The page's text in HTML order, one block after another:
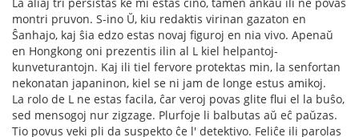
montri pruvon. S-ino Ŭ, kiu redaktis virinan gazaton en
Ŝanhajo, kaj ŝia edzo estas novaj figuroj en nia vivo. Apenaŭ
en Hongkong oni prezentis ilin al L kiel helpantoj-
kunveturantojn. Kaj ili tiel fervore protektas min, la senfortan
nekonatan japaninon, kiel se ni jam de longe estus amikoj.
La rolo de L ne estas facila, ĉar veroj povas glite flui el la buŝo,
sed mensogoj nur zigzage. Plurfoje li balbutas aŭ eĉ paŭzas.
Tio povus veki pli da suspekto ĉe l' detektivo. Feliĉe ili parolas